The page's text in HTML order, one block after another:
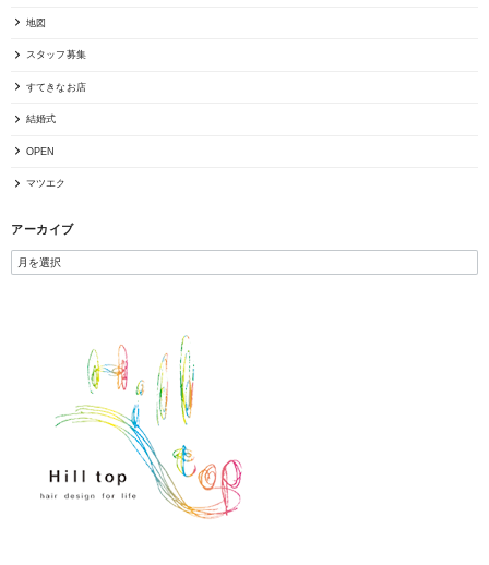
地図
スタッフ募集
すてきなお店
結婚式
OPEN
マツエク
アーカイブ